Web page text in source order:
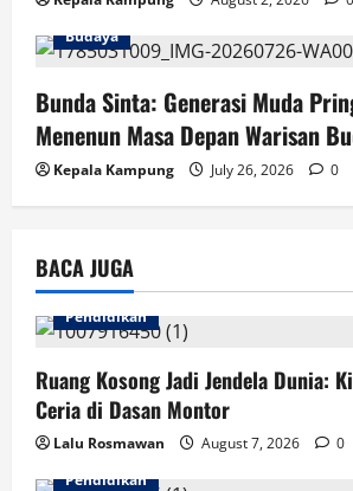
Budaya
Bunda Sinta: Generasi Muda
Menenun Masa Depan Warisan
Kepala Kampung July 26, 2026 0
BACA JUGA
Pendidikan
Ruang Kosong Jadi Jendela Dunia:
Ceria di Dasan Montor
Lalu Rosmawan August 7, 2026
0
Pendidikan